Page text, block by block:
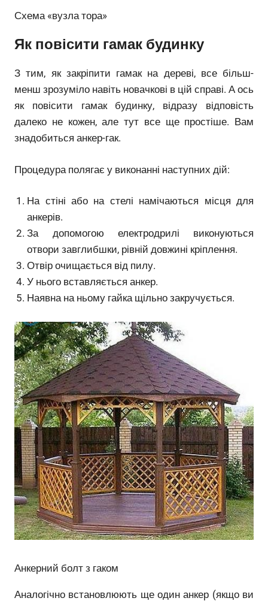
Схема «вузла тора»
Як повісити гамак будинку
З тим, як закріпити гамак на дереві, все більш-
менш зрозуміло навіть новачкові в цій справі. А ось
як повісити гамак будинку, відразу відповість
далеко не кожен, але тут все ще простіше. Вам
знадобиться анкер-гак.
Процедура полягає у виконанні наступних дій:
На стіні або на стелі намічаються місця для
анкерів.
За допомогою електродрилі виконуються
отвори завглибшки, рівній довжині кріплення.
Отвір очищається від пилу.
У нього вставляється анкер.
Наявна на ньому гайка щільно закручується.
Анкерний болт з гаком
Аналогічно встановлюють ще один анкер (якщо ви